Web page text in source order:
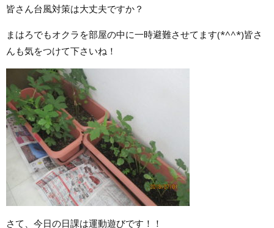
皆さん台風対策は大丈夫ですか？
まはろでもオクラを部屋の中に一時避難させてます(*^^*)皆さ
んも気をつけて下さいね！
さて、今日の日課は運動遊びです！！